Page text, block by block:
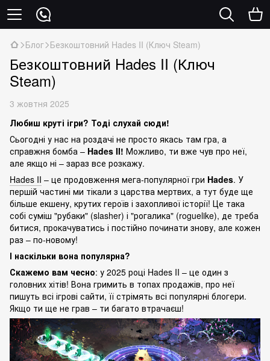
Блог Безкоштовний Hades II (Ключ Steam)
Безкоштовний Hades II (Ключ
Steam)
3 жовтня 2025
Любиш круті ігри? Тоді слухай сюди!
Сьогодні у нас на роздачі не просто якась там гра, а
справжня бомба – Hades II! Можливо, ти вже чув про неї,
але якщо ні – зараз все розкажу.
Hades II – це продовження мега-популярної гри Hades. У
першій частині ми тікали з царства мертвих, а тут буде ще
більше екшену, крутих героїв і захопливої історії! Це така
собі суміш "рубаки" (slasher) і "рогалика" (roguelike), де треба
битися, прокачуватись і постійно починати знову, але кожен
раз – по-новому!
І наскільки вона популярна?
Скажемо вам чесно: у 2025 році Hades II – це один з
головних хітів! Вона гримить в топах продажів, про неї
пишуть всі ігрові сайти, її стрімять всі популярні блогери.
Якщо ти ще не грав – ти багато втрачаєш!